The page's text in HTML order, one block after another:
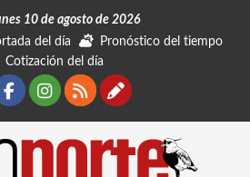
10 de agosto de 2026
del día
Pronóstico del tiempo
Cotización del día
Facebook
Instagram
RSSContáctanos